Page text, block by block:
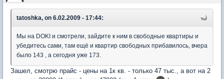
tatoshka, on 6.02.2009 - 17:44:
Мы на DOKI и смотрели, зайдите к ним в свободные квартиры и
убедитесь сами, там ещё и квартир свободных прибавилось, вчера
было 143 , а сегодня уже 173.
Зашел, смотрю прайс - цены на 1к кв. - только 47 тыс., а вот на 2